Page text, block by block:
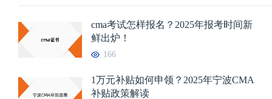
cma考试怎样报名？2025年报考时间新
鲜出炉！
166
1万元补贴如何申领？2025年宁波CMA
补贴政策解读